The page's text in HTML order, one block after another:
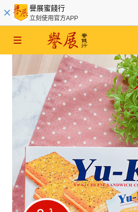
譽展蜜餞行
立刻使用官方APP